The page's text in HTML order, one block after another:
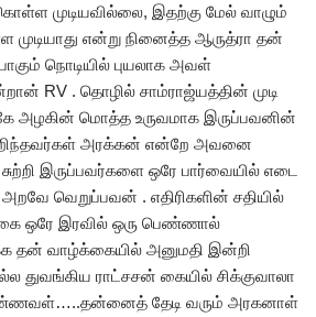
முடியவில்லை, இதற்கு மேல் வாழும்
என்று நினைத்த ஆருத்ரா தன்
நொடியில் புயலாக அவள்
RV . தொழில் சாம்ராஜ்யத்தின் முடி
அழகின் மொத்த உருவமாக இருப்பவனின்
அரக்கன் என்றே அவனை
இருப்பவர்களை ஒரே பார்வையில் எடை
வெறுப்பவன் . எதிரிகளின் சதியில்
ஒரே இரவில் ஒரு பெண்ணால்
தன் வாழ்க்கையில் அனுமதி இன்றி
துவங்கிய ராட்சசன் கையில் சிக்குவாலா
தேடி வரும் அரகனாள்